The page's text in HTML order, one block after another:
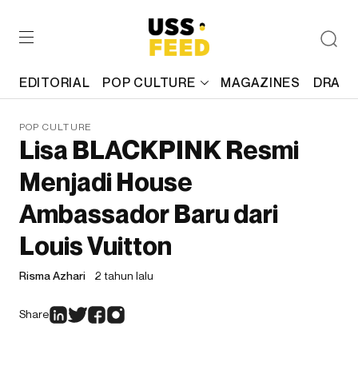
EDITORIAL POP CULTURE MAGAZINES
POP CULTURE
Lisa BLACKPINK Resmi
Menjadi House
Ambassador Baru dari
Louis Vuitton
Risma Azhari 2 tahun lalu
Share